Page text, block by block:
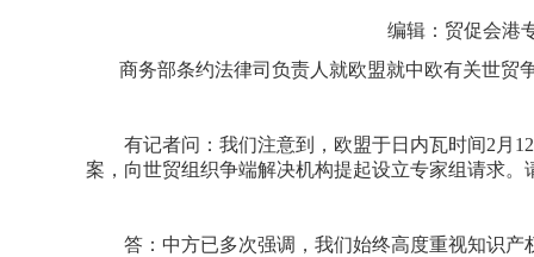
编辑： 贸促会港
商务部条约法律司负责人就欧盟就中欧有关世贸
有记者问：我们注意到，欧盟于日内瓦时间2月12
案，向世贸组织争端解决机构提起设立专家组请求。
答：中方已多次强调，我们始终高度重视知识产